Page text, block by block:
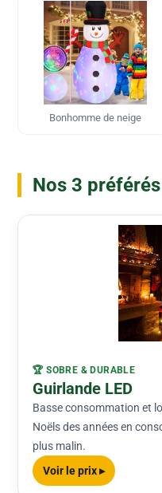
Bonhomme de neige
Nos 3 préférés
🏆 SOBRE & DURABLE
Guirlande LED
Basse consommation et
Noëls des années en
plus malin.
Voir le prix ▸